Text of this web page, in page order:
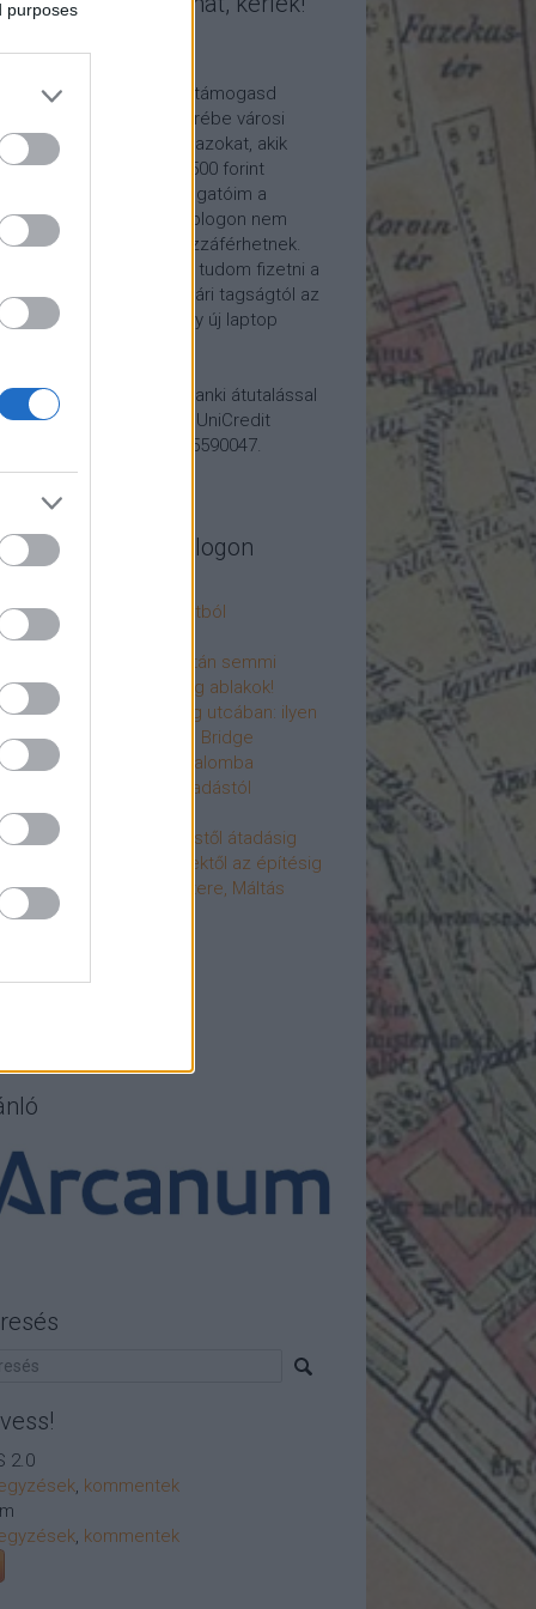
purposes
tetszik a blogom, kérlek támogasd
anyagilag is! Cserébe városi
hívom meg időnként azokat, akik
havi 5 euró vagy 2500 forint
küldenek. Támogatóim a
on exkluzív, a blogon nem
tartalmakhoz is hozzáférhetnek.
segítségével tudom fizetni a
költségeit a könyvtári tagságtól az
előfizetésen át egy új laptop
egyszerű banki átutalással
Papp Géza, UniCredit
10918001-00000022-65590047.
Fővárosi Blog
cikkek a blogon
fogorvosi rendelő a múltból
a 4-es metrón
tervezik, megígérik, aztán semmi
újjászülettek az ólomüveg ablakok!
terek a Mérleg utcában: ilyen
a Mamaison Hotel Chain Bridge
költözött a Hengermalomba
története: az átadástól
története: építéstől átadásig
története: ötletektől az építésig
elfeledett mestere, Máltás
2.0
, kommentek
, kommentek